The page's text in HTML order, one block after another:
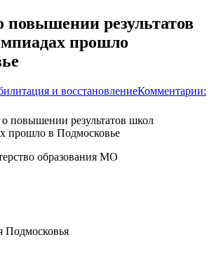
повышении результатов
прошло
и восстановлениеКомментарии:
образования МО
Подмосковья